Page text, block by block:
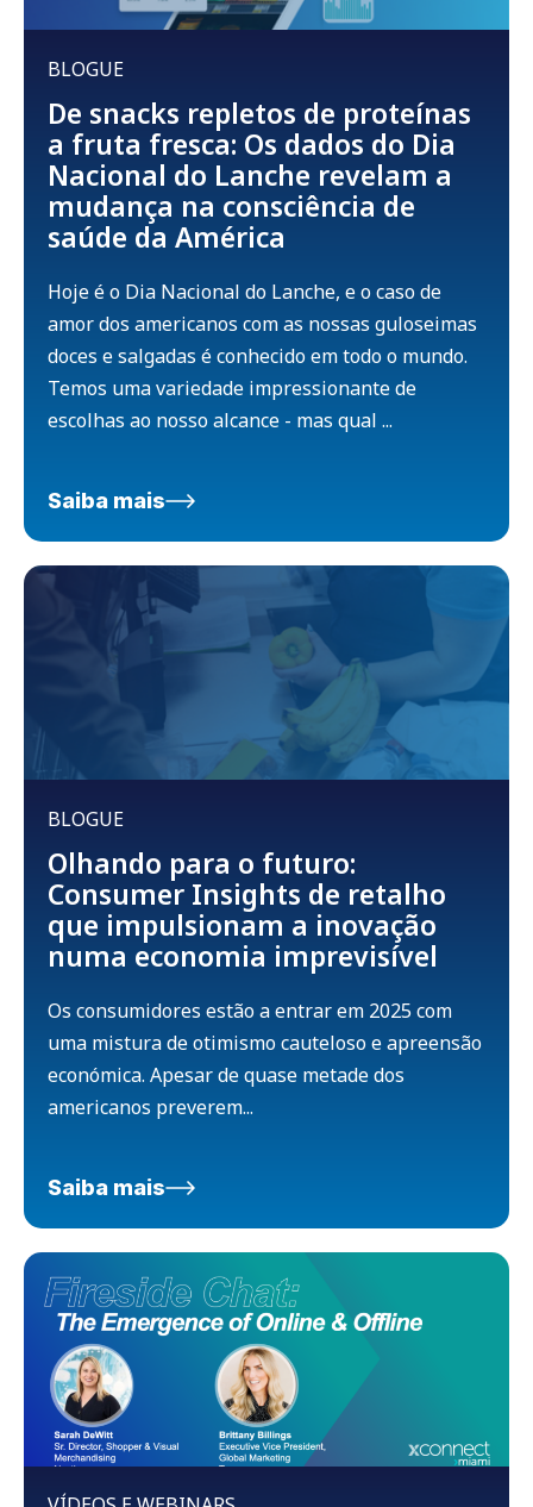
BLOGUE
De snacks repletos de proteínas
a fruta fresca: Os dados do Dia
Nacional do Lanche revelam a
mudança na consciência de
saúde da América
Hoje é o Dia Nacional do Lanche, e o caso de
amor dos americanos com as nossas guloseimas
doces e salgadas é conhecido em todo o mundo.
Temos uma variedade impressionante de
escolhas ao nosso alcance - mas qual ...
Saiba mais
BLOGUE
Olhando para o futuro:
Consumer Insights de retalho
que impulsionam a inovação
numa economia imprevisível
Os consumidores estão a entrar em 2025 com
uma mistura de otimismo cauteloso e apreensão
económica. Apesar de quase metade dos
americanos preverem...
Saiba mais